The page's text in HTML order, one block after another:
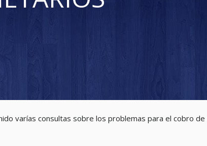
varías consultas sobre los problemas para el cobro